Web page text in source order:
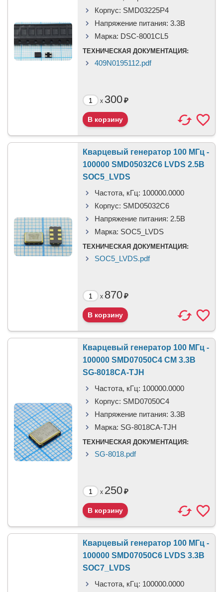
Корпус: SMD03225P4
Напряжение питания: 3.3В
Марка: DSC-8001CL5
ТЕХНИЧЕСКАЯ ДОКУМЕНТАЦИЯ:
409N0195112.pdf
x 300₽
Кварцевый генератор 100 МГц -
100000 SMD05032C6 LVDS 2.5В
SOC5_LVDS
Частота, кГц: 100000.0000
Корпус: SMD05032C6
Напряжение питания: 2.5В
Марка: SOC5_LVDS
ТЕХНИЧЕСКАЯ ДОКУМЕНТАЦИЯ:
SOC5_LVDS.pdf
x 870₽
Кварцевый генератор 100 МГц -
100000 SMD07050C4 CM 3.3В
SG-8018CA-TJH
Частота, кГц: 100000.0000
Корпус: SMD07050C4
Напряжение питания: 3.3В
Марка: SG-8018CA-TJH
ТЕХНИЧЕСКАЯ ДОКУМЕНТАЦИЯ:
SG-8018.pdf
x 250₽
Кварцевый генератор 100 МГц -
100000 SMD07050C6 LVDS 3.3В
SOC7_LVDS
Частота, кГц: 100000.0000